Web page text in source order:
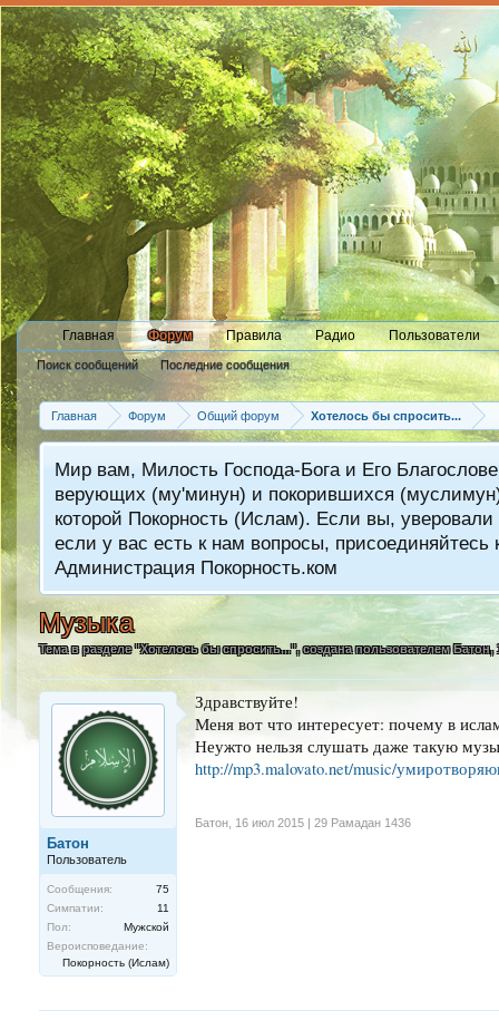
Главная Форум
Поиск сообщений Последние сообщения
Правила Радио Пользователи
Главная Форум Общий форум Хотелось бы спросить...
Мир вам, Милость Господа-Бога и Его
верующих (му'минун) и покорившихся
которой Покорность (Ислам). Если вы,
если у вас есть к нам вопросы,
Администрация Покорность.ком
Музыка
Тема в разделе "Хотелось бы спросить...", создана пользователемБатон,
Батон
Пользователь
Сообщения:
75
Симпатии:
11
Пол:
Мужской
Вероисповедание:
Покорность (Ислам)
Здравствуйте!
Меня вот что интересует: почему в
Неужто нельзя слушать даже такую
http://mp3.malovato.net/music/
Батон 16 июл 2015 | 29 Рамадан 1436